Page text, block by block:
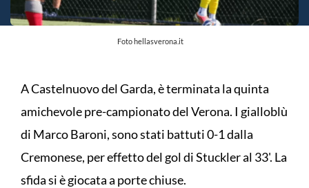
Foto hellasverona.it
A Castelnuovo del Garda, è terminata la quinta
amichevole pre-campionato del Verona. I gialloblù
di Marco Baroni, sono stati battuti 0-1 dalla
Cremonese, per effetto del gol di Stuckler al 33'. La
sfida si è giocata a porte chiuse.